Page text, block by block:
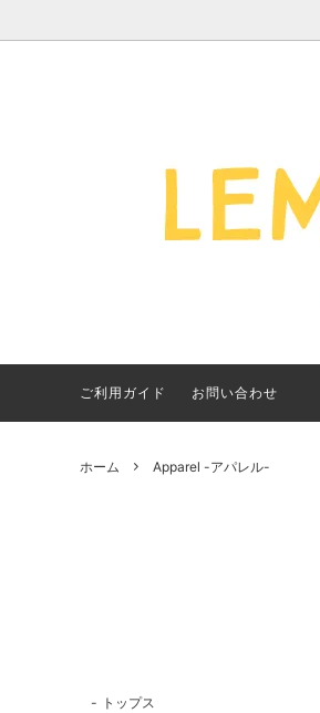
Apparel -アパレル-
サイズで探す
【夏アイテム特集
年最新！子ども用水
き輪 アイテム
ご利用ガイド お問い合わせ
ホーム Apparel -アパレル-
トップス